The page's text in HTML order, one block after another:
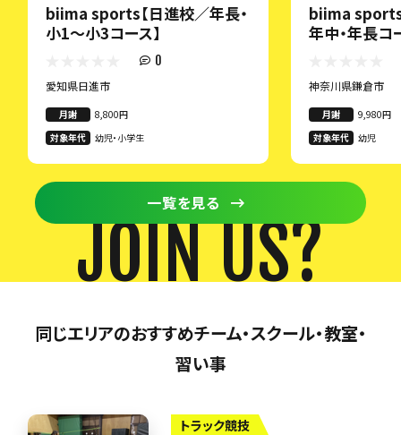
biima sports【日進校／年長・
小1〜小3コース】
0
愛知県日進市
月謝
8,800円
対象年代
幼児・小学生
biima sports
年中・年長コ
神奈川県鎌倉市
月謝
9,980円
対象年代
幼児
一覧を見る
JOIN US?
同じエリアのおすすめチーム・スクール・教室・
習い事
トラック競技